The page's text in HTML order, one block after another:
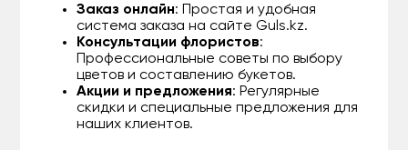
Заказ онлайн: Простая и удобная
система заказа на сайте Guls.kz.
Консультации флористов:
Профессиональные советы по выбору
цветов и составлению букетов.
Акции и предложения: Регулярные
скидки и специальные предложения для
наших клиентов.